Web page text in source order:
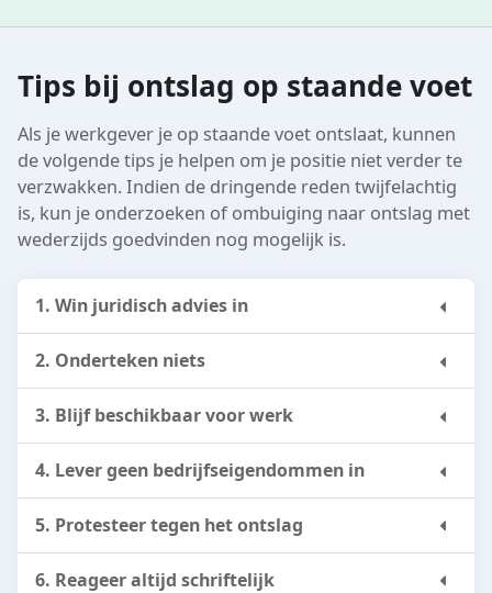
Tips bij ontslag op staande voet
Als je werkgever je op staande voet ontslaat, kunnen
de volgende tips je helpen om je positie niet verder te
verzwakken. Indien de dringende reden twijfelachtig
is, kun je onderzoeken of ombuiging naar ontslag met
wederzijds goedvinden nog mogelijk is.
1. Win juridisch advies in
2. Onderteken niets
3. Blijf beschikbaar voor werk
4. Lever geen bedrijfseigendommen in
5. Protesteer tegen het ontslag
6. Reageer altijd schriftelijk